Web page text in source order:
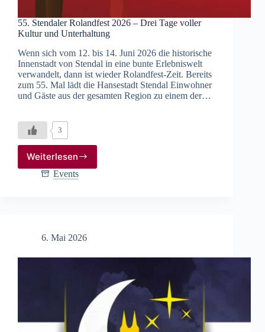
55. Stendaler Rolandfest 2026 – Drei Tage voller
Kultur und Unterhaltung
Wenn sich vom 12. bis 14. Juni 2026 die historische
Innenstadt von Stendal in eine bunte Erlebniswelt
verwandelt, dann ist wieder Rolandfest-Zeit. Bereits
zum 55. Mal lädt die Hansestadt Stendal Einwohner
und Gäste aus der gesamten Region zu einem der…
3
Weiterlesen
55.
Stendaler
voller
Unterhaltung
Events
6. Mai 2026